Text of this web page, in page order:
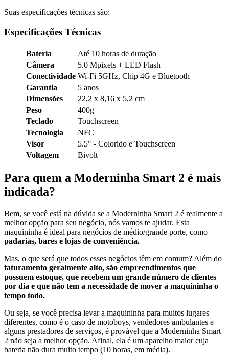
Suas especificações técnicas são:
Especificações Técnicas
Bateria
Até 10 horas de duração
Câmera
5.0 Mpixels + LED Flash
Conectividade Wi-Fi 5GHz, Chip 4G e Bluetooth
Garantia
5 anos
Dimensões
22,2 x 8,16 x 5,2 cm
Peso
400g
Teclado
Touchscreen
Tecnologia
NFC
Visor
5.5" - Colorido e Touchscreen
Voltagem
Bivolt
Para quem a Moderninha Smart 2 é mais
indicada?
Bem, se você está na dúvida se a Moderninha Smart 2 é realmente a
melhor opção para seu negócio, nós vamos te ajudar. Esta
maquininha é ideal para negócios de médio/grande porte, como
padarias, bares e lojas de conveniência.
Mas, o que será que todos esses negócios têm em comum? Além do
faturamento geralmente alto, são empreendimentos que
possuem estoque, que recebem um grande número de clientes
por dia e que não tem a necessidade de mover a maquininha o
tempo todo.
Ou seja, se você precisa levar a maquininha para muitos lugares
diferentes, como é o caso de motoboys, vendedores ambulantes e
alguns prestadores de serviços, é provável que a Moderninha Smart
2 não seja a melhor opção. Afinal, ela é um aparelho maior cuja
bateria não dura muito tempo (10 horas, em média).